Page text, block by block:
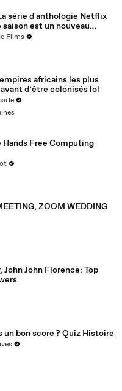
série d'anthologie Netflix
saison est un nouveau
et jouissif
Films
africains les plus
d’être colonisés lol
Hands Free Computing
ZOOM WEDDING
John John Florence: Top
un bon score ? Quiz Histoire